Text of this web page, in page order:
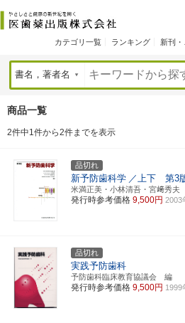
カテゴリ一覧 ランキング 新刊
商品一覧
2件中1件から2件までを表示
品切れ
新予防歯科学 ／上下 第3
米満正美・小林清吾・宮﨑秀
発行時参考価格 9,500円 2003
品切れ
実践予防歯科
予防歯科臨床教育協議会 編
発行時参考価格 9,500円 1999